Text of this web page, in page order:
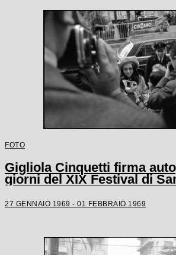
FOTO
Gigliola Cinquetti firma
giorni del XIX Festival di
27 GENNAIO 1969 - 01 FEBBRAIO 1969